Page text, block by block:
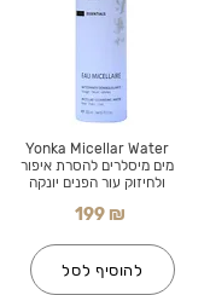
Yonka Micellar Water
מים מיסלרים להסרת איפור
ולחיזוק עור הפנים יונקה
199 ₪
להוסיף לסל